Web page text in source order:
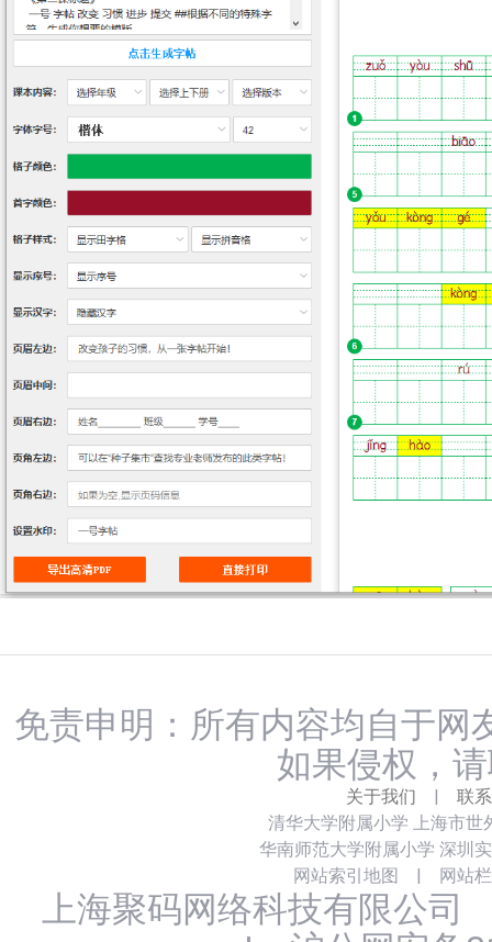
免责申明：所有内容均自于网
如果侵权，
关于我们 | 联
清华大学附属小学 上海市世
华南师范大学附属小学 深圳
网站索引地图
| 网站
上海聚码网络科技有限公司